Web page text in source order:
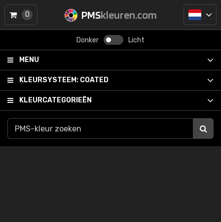
PMSkleuren.com
Donker Licht
MENU
KLEURSYSTEEM: COATED
KLEURCATEGORIEËN
0